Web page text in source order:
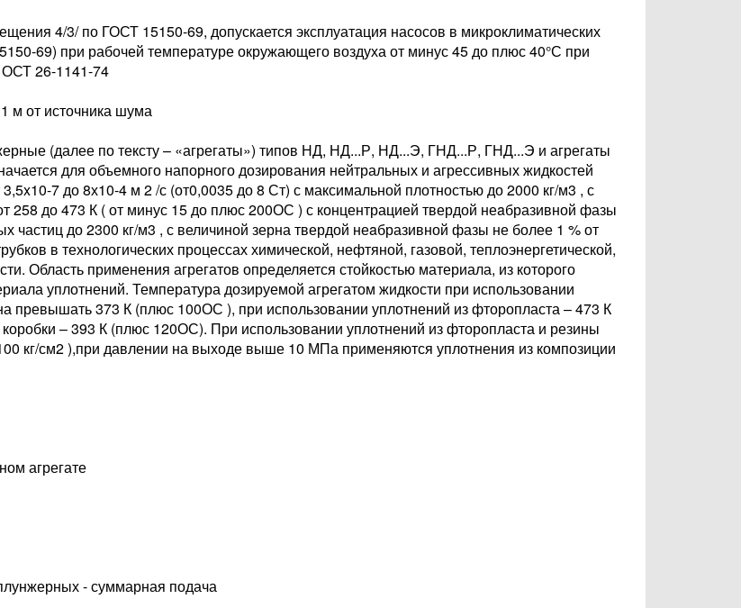
4/3/ по ГОСТ 15150-69, допускается эксплуатация насосов в микроклиматических
69) при рабочей температуре окружающего воздуха от минус 45 до плюс 40°С при
ОСТ 26-1141-74
м от источника шума
(далее по тексту – «агрегаты») типов НД, НД...Р, НД...Э, ГНД...Р, ГНД...Э и агрегаты
для объемного напорного дозирования нейтральных и агрессивных жидкостей
7 до 8х10-4 м 2 /с (от0,0035 до 8 Ст) с максимальной плотностью до 2000 кг/м3 , с
до 473 К ( от минус 15 до плюс 200ОС ) с концентрацией твердой неaбразивной фазы
частиц до 2300 кг/м3 , с величиной зерна твердой неaбразивной фазы не более 1 % от
в технологических процессах химической, нефтяной, газовой, теплоэнергетической,
Область применения агрегатов определяется стойкостью материала, из которого
уплотнений. Температура дозируемой агрегатом жидкости при использовании
превышать 373 К (плюс 100ОС ), при использовании уплотнений из фторопласта – 473 К
– 393 К (плюс 120ОС). При использовании уплотнений из фторопласта и резины
кг/см2 ),при давлении на выходе выше 10 МПа применяются уплотнения из композиции
агрегате
- суммарная подача